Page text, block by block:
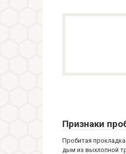
Признаки
Пробитая
дым из выхлопной